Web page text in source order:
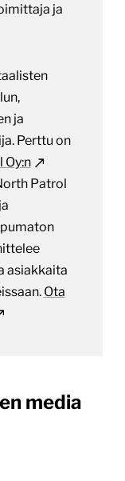
ja
ja
Perttu on
Oy:n
Patrol
asiakkaita
Ota
media